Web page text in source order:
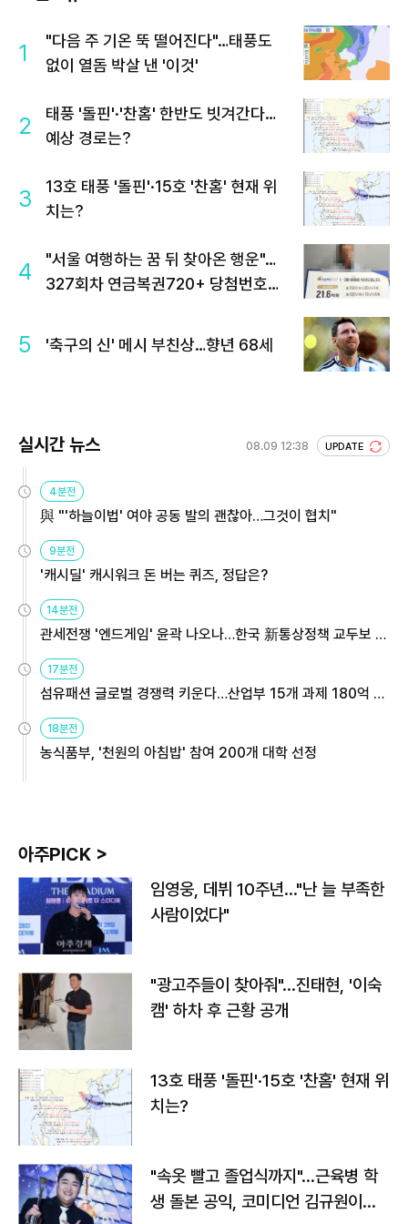
1
"다음 주 기온 뚝 떨어진다"…태풍도
없이 열돔 박살 낸 '이것'
2
태풍 '돌핀'·'찬홈' 한반도 빗겨간다…
예상 경로는?
3
13호 태풍 '돌핀'·15호 '찬홈' 현재 위
치는?
4
"서울 여행하는 꿈 뒤 찾아온 행운"…
327회차 연금복권720+ 당첨번호조
5 '축구의 신' 메시 부친상…향년 68세
실시간 뉴스 08.09 12:38 UPDATE
4분전
與 "'하늘이법' 여야 공동 발의 괜찮아…그것이 협치"
9분전
'캐시딜' 캐시워크 돈 버는 퀴즈, 정답은?
14분전
관세전쟁 '엔드게임' 윤곽 나오나…한국 新통상정책 교두보 활
용해야
17분전
섬유패션 글로벌 경쟁력 키운다…산업부 15개 과제 180억 지
원
18분전
농식품부, '천원의 아침밥' 참여 200개 대학 선정
아주PICK >
임영웅, 데뷔 10주년…"난 늘 부족한
사람이었다"
"광고주들이 찾아줘"…진태현, '이숙
캠' 하차 후 근황 공개
13호 태풍 '돌핀'·15호 '찬홈' 현재 위
치는?
"속옷 빨고 졸업식까지"…근육병 학
생 돌본 공익, 코미디언 김규원이었